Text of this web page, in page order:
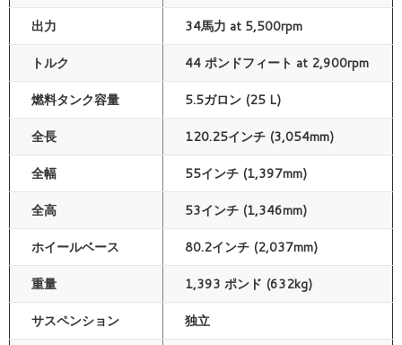
出力 34馬力 at 5,500rpm
トルク 44 ポンドフィート at 2,900rpm
燃料タンク容量 5.5ガロン (25 L)
全長 120.25インチ (3,054mm)
全幅 55インチ (1,397mm)
全高 53インチ (1,346mm)
ホイールベース 80.2インチ (2,037mm)
重量 1,393 ポンド (632kg)
サスペンション 独立